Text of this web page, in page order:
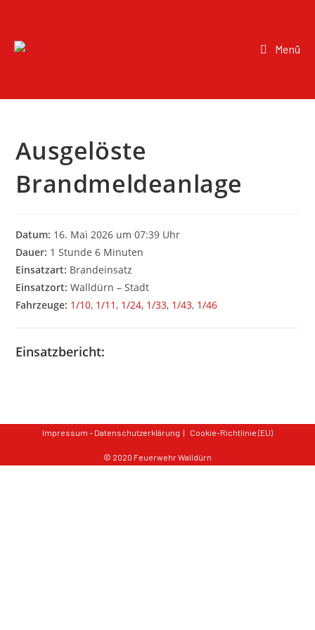
Menü
Ausgelöste
Brandmeldeanlage
Datum: 16. Mai 2026 um 07:39 Uhr
Dauer: 1 Stunde 6 Minuten
Einsatzart: Brandeinsatz
Einsatzort: Walldürn – Stadt
Fahrzeuge: 1/10, 1/11, 1/24, 1/33, 1/43, 1/46
Einsatzbericht:
Impressum – Datenschutzerklärung Cookie-Richtlinie (EU)
© 2020 Feuerwehr Walldürn